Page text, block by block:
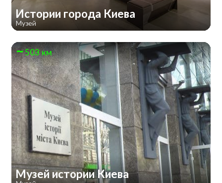
Истории города Киева
Музей
503 км
Музей истории Киева